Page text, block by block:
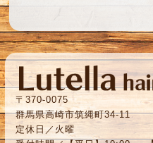
〒370-0075
群馬県高崎市筑縄町34-11
定休日／火曜